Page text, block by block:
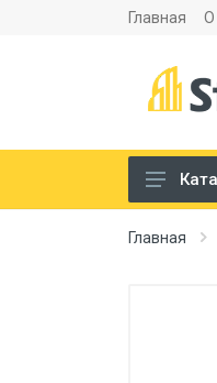
Главная О
Главная